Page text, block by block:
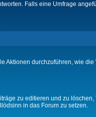
Falls eine Umfrage
durchzuführen, wie
zu editieren und zu
in das Forum zu setzen.